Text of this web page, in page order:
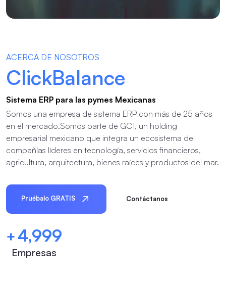
ACERCA DE NOSOTROS
ClickBalance
Sistema ERP para las pymes Mexicanas
Somos una empresa de sistema ERP con más de 25 años
en el mercado.Somos parte de GC1, un holding
empresarial mexicano que integra un ecosistema de
compañías líderes en tecnología, servicios financieros,
agricultura, arquitectura, bienes raíces y productos del mar.
Pruébalo GRATIS Contáctanos
+ 5,000
Empresas